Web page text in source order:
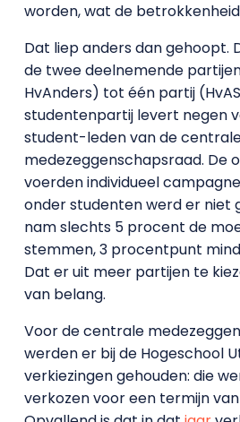
worden, wat de
Dat liep anders dan gehoopt.
de twee deelnemende
HvAnders) tot één partij
studentenpartij levert negen
student-leden van de
medezeggenschapsraad. De
voerden individueel
onder studenten werd er niet
nam slechts 5 procent de
stemmen, 3 procentpunt
Dat er uit meer partijen te
van belang.
Voor de centrale
werden er bij de Hogeschool
verkiezingen gehouden: die
verkozen voor een termijn